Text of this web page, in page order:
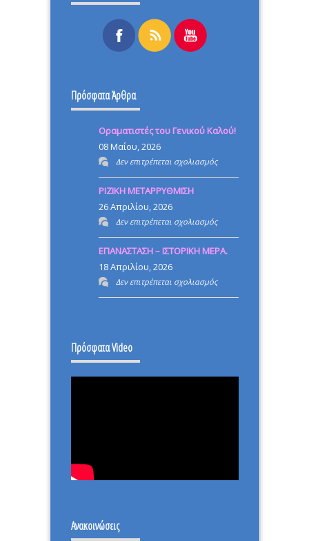
Πρόσφατα Άρθρα
Οραματιστές του Γενικού Καλού!
08 Μαΐου, 2026
Δεν επιτρέπεται σχολιασμόςστο
Οραματιστές
Καλού!
ΡΙΖΙΚΗ ΜΕΤΑΡΡΥΘΜΙΣΗ
26 Απριλίου, 2026
Δεν επιτρέπεται σχολιασμόςστο
ΡΙΖΙΚΗ
ΜΕΤΑΡΡΥΘΜΙΣΗ
ΕΠΑΝΑΣΤΑΣΗ – ΙΣΤΟΡΙΚΗ ΜΕΡΑ.
18 Απριλίου, 2026
Δεν επιτρέπεται σχολιασμόςστο
ΕΠΑΝΑΣΤΑΣΗ
Πρόσφατα Video
Ανακοινώσεις